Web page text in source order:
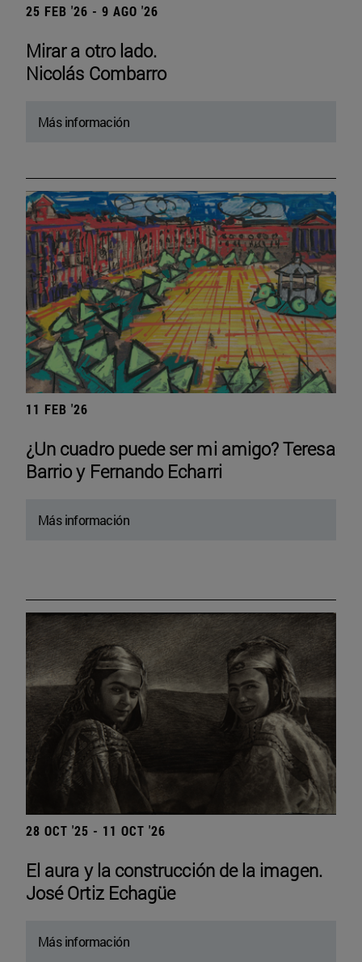
25 FEB '26 - 9 AGO '26
Mirar a otro lado.
Nicolás Combarro
Más información
11 FEB '26
¿Un cuadro puede ser mi amigo? Teresa
Barrio y Fernando Echarri
Más información
28 OCT '25 - 11 OCT '26
El aura y la construcción de la imagen.
José Ortiz Echagüe
Más información